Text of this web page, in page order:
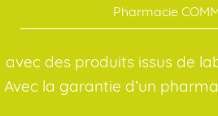
Pharmacie
avec des produits issus de
Avec la garantie d’un